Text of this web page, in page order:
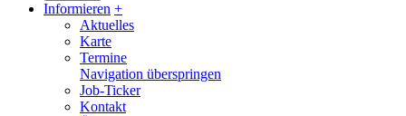
Informieren +
Aktuelles
Karte
Termine
Navigation überspringen
Job-Ticker
Kontakt